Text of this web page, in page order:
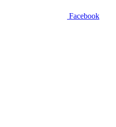
Facebook